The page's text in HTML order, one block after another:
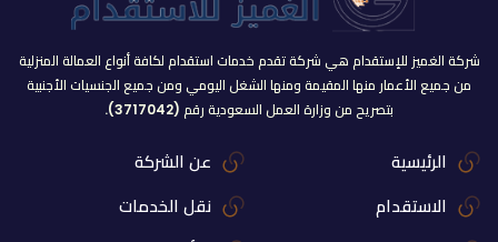
شركة الغميز للإستقدام هي شركة تقدم خدمات استقدام لكافة أنواع العمالة المنزلية
من جميع الأعمار منها المقيمة ومنها الشغل اليومي ومن جميع الجنسيات الأجنبية
بتصريح من وزارة العمل السعودية رقم (3717042).
الرئيسية
عن الشركة
الاستقدام
نقل الخدمات